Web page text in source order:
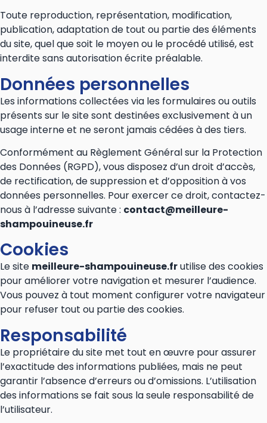
Toute reproduction, représentation, modification,
publication, adaptation de tout ou partie des éléments
du site, quel que soit le moyen ou le procédé utilisé, est
interdite sans autorisation écrite préalable.
Données personnelles
Les informations collectées via les formulaires ou outils
présents sur le site sont destinées exclusivement à un
usage interne et ne seront jamais cédées à des tiers.
Conformément au Règlement Général sur la Protection
des Données (RGPD), vous disposez d’un droit d’accès,
de rectification, de suppression et d’opposition à vos
données personnelles. Pour exercer ce droit, contactez-
nous à l’adresse suivante : contact@meilleure-
shampouineuse.fr
Cookies
Le site meilleure-shampouineuse.frutilise des cookies
pour améliorer votre navigation et mesurer l’audience.
Vous pouvez à tout moment configurer votre navigateur
pour refuser tout ou partie des cookies.
Responsabilité
Le propriétaire du site met tout en œuvre pour assurer
l’exactitude des informations publiées, mais ne peut
garantir l’absence d’erreurs ou d’omissions. L’utilisation
des informations se fait sous la seule responsabilité de
l’utilisateur.